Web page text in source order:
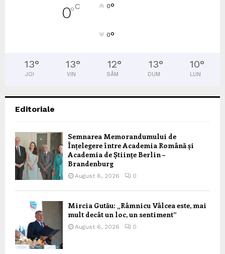
0°C 0°
0°
13°
JOI
13°
VIN
12°
SÂM
13°
DUM
10°
LUN
Editoriale
Semnarea Memorandumului de
Înțelegere între Academia Română și
Academia de Științe Berlin –
Brandenburg
August 6, 2026 0
Mircia Gutău: „Râmnicu Vâlcea este, mai
mult decât un loc, un sentiment”
August 6, 2026 0